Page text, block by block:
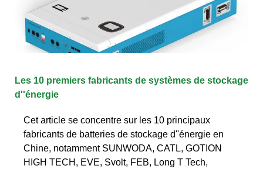
Les 10 premiers fabricants de systèmes de stockage
d''énergie
Cet article se concentre sur les 10 principaux
fabricants de batteries de stockage d''énergie en
Chine, notamment SUNWODA, CATL, GOTION
HIGH TECH, EVE, Svolt, FEB, Long T Tech,